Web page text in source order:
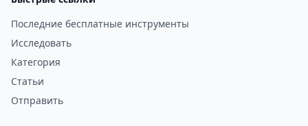
разговоры с виртуальными
персонажами бесплатно. Хотя
существует модель подписки
для неограниченного
бесплатная версия все равно
Последние бесплатные инструменты
Исследовать
Категория
Статьи
Отправить